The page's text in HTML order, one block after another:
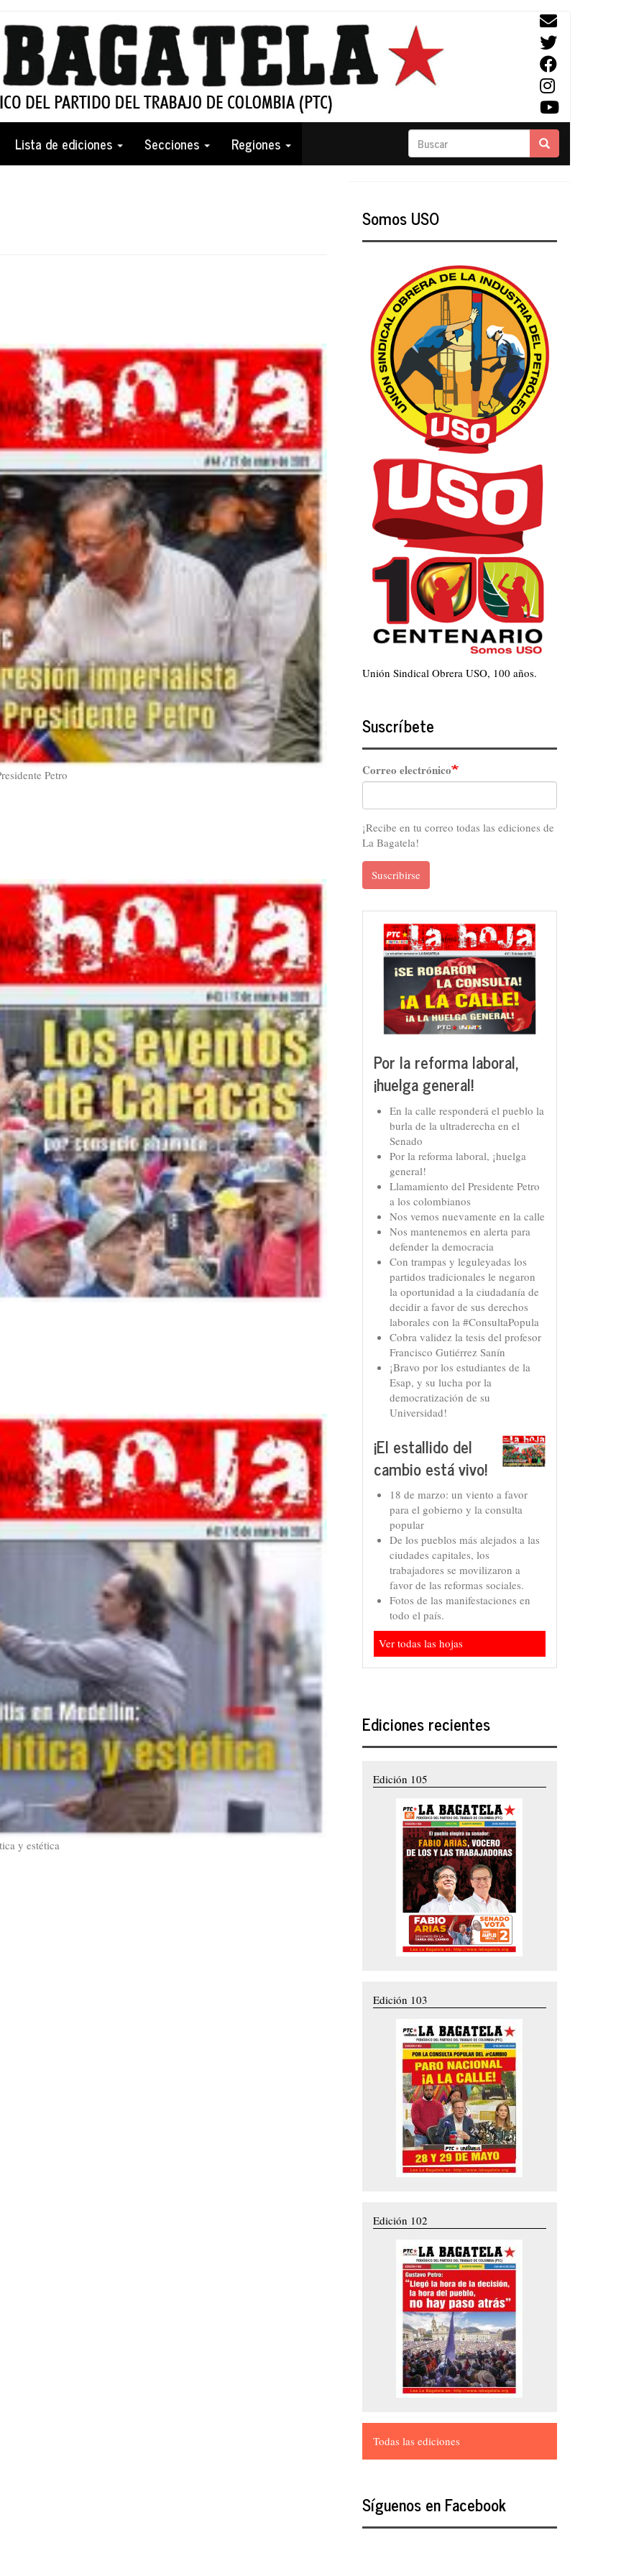
Lista de ediciones Secciones Regiones Buscar Buscar
Petro
y estética
Somos USO
Unión Sindical Obrera USO, 100 años.
Suscríbete
Correo electrónico
¡Recibe en tu correo todas las ediciones de
La Bagatela!
Suscribirse
Por la reforma laboral,
¡huelga general!
En la calle responderá el pueblo la
burla de la ultraderecha en el
Senado
Por la reforma laboral, ¡huelga
general!
Llamamiento del Presidente Petro
a los colombianos
Nos vemos nuevamente en la calle
Nos mantenemos en alerta para
defender la democracia
Con trampas y leguleyadas los
partidos tradicionales le negaron
la oportunidad a la ciudadanía de
decidir a favor de sus derechos
laborales con la #ConsultaPopula
Cobra validez la tesis del profesor
Francisco Gutiérrez Sanín
¡Bravo por los estudiantes de la
Esap, y su lucha por la
democratización de su
Universidad!
¡El estallido del
cambio está vivo!
18 de marzo: un viento a favor
para el gobierno y la consulta
popular
De los pueblos más alejados a las
ciudades capitales, los
trabajadores se movilizaron a
favor de las reformas sociales.
Fotos de las manifestaciones en
todo el país.
Ver todas las hojas
Ediciones recientes
Edición 105
Edición 103
Edición 102
Todas las ediciones
Síguenos en Facebook